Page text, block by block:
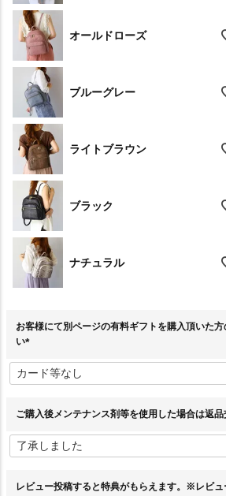
オールドローズ
ブルーグレー
ライトブラウン
ブラック
ナチュラル
お客様にて別ページの有料ギフトを購入頂いた
い
必
須
ご購入後メンテナンス剤等を使用した場合は返
レビュー投稿すると特典がもらえます。※レビ